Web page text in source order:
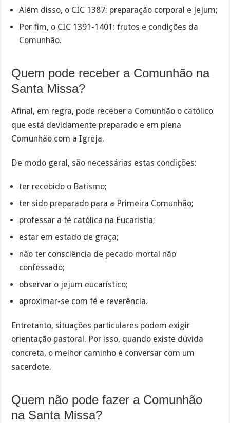
Além disso, o CIC 1387: preparação corporal e jejum;
Por fim, o CIC 1391-1401: frutos e condições da
Comunhão.
Quem pode receber a Comunhão na
Santa Missa?
Afinal, em regra, pode receber a Comunhão o católico
que está devidamente preparado e em plena
Comunhão com a Igreja.
De modo geral, são necessárias estas condições:
ter recebido o Batismo;
ter sido preparado para a Primeira Comunhão;
professar a fé católica na Eucaristia;
estar em estado de graça;
não ter consciência de pecado mortal não
confessado;
observar o jejum eucarístico;
aproximar-se com fé e reverência.
Entretanto, situações particulares podem exigir
orientação pastoral. Por isso, quando existe dúvida
concreta, o melhor caminho é conversar com um
sacerdote.
Quem não pode fazer a Comunhão
na Santa Missa?